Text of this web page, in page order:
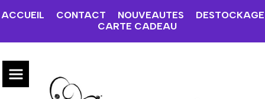
ACCUEIL CONTACT NOUVEAUTES
DESTOCKAGE
CARTE CADEAU